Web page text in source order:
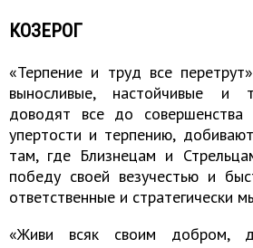
КОЗЕРОГ
«Терпение и труд все
выносливые, настойчивые и
доводят все до совершенства
упертости и терпению,
там, где Близнецам и
победу своей везучестью и
ответственные и стратегически
«Живи всяк своим добром,